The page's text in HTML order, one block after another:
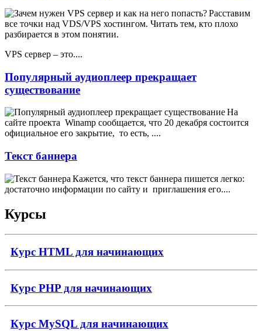
Расставим
все точки над VDS/VPS хостингом. Читать тем, кто плохо
разбирается в этом понятии.
VPS сервер – это....
Популярный аудиоплеер прекращает
существование
На
сайте проекта Winamp сообщается, что 20 декабря состоится
официальное его закрытие, то есть, ....
Текст баннера
Кажется, что текст баннера пишется легко:
достаточно информации по сайту и приглашения его....
Курсы
Курс HTML для начинающих
Курс PHP для начинающих
Курс MySQL для начинающих